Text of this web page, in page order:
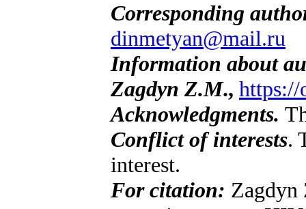
Corresponding
dinmetyan@mail.ru
Information about
Zagdyn Z.M., https://
Acknowledgments.
Conflict of interests.
interest.
For citation: Zagdyn